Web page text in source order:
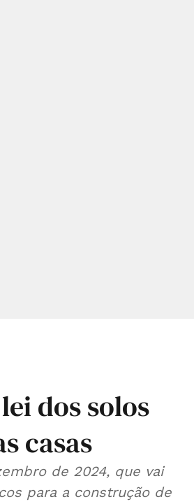
dos solos
casas
de 2024, que vai
para a construção de